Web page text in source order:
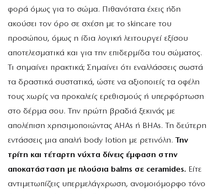
φορά όμως για το σώμα. Πιθανότατα έχεις ήδη
ακούσει τον όρο σε σχέση με το skincare του
προσώπου, όμως η ίδια λογική λειτουργεί εξίσου
αποτελεσματικά και για την επιδερμίδα του σώματος.
Τι σημαίνει πρακτικά; Σημαίνει ότι εναλλάσσεις σωστά
τα δραστικά συστατικά, ώστε να αξιοποιείς τα οφέλη
τους χωρίς να προκαλείς ερεθισμούς ή υπερφόρτωση
στο δέρμα σου. Την πρώτη βραδιά ξεκινάς με
απολέπιση χρησιμοποιώντας AHAs ή BHAs. Τη δεύτερη
εντάσσεις μια απαλή body lotion με ρετινόλη. Την
τρίτη και τέταρτη νύχτα δίνεις έμφαση στην
αποκατάσταση με πλούσια balms σε ceramides. Είτε
αντιμετωπίζεις υπερμελάγχρωση, ανομοιόμορφο τόνο